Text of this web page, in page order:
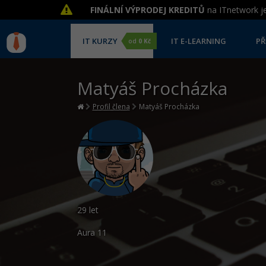
FINÁLNÍ VÝPRODEJ KREDITŮ na ITnetwork
IT KURZY od 0 Kč IT E-LEARNING
Matyáš Procházka
Profil člena Matyáš Procházka
29 let
Aura 11